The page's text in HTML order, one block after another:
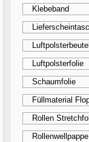
Klebeband
Luftpolsterbeutel
Luftpolsterfolie
Schaumfolie
Füllmaterial
Rollen